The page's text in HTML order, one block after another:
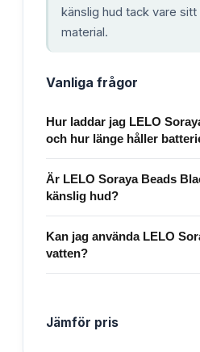
känslig hud tack vare
material.
Vanliga frågor
Hur laddar jag LELO
och hur länge håller
Är LELO Soraya Beads
känslig hud?
Kan jag använda LELO
vatten?
Jämför pris